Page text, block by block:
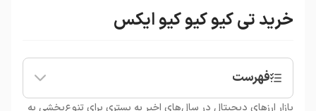
خرید تی کیو کیو کیو ایکس
فهرست
•ارز دیجیتال تی کیو کیو کیو ایکس چیست؟
بازار ارزهای دیجیتال در سال‌های اخیر به بستری برای تنوع‌بخشی به